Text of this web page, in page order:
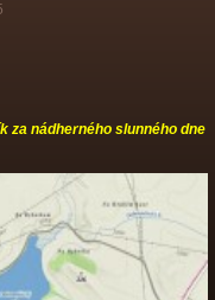
za nádherného slunného dne